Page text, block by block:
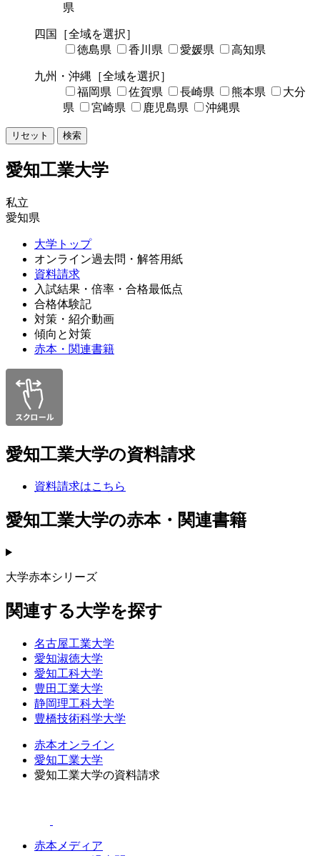
県
四国
［全域を選択］
徳島県
香川県 愛媛県 高知県
九州・沖縄 ［全域を選択］
福岡県
佐賀県 長崎県 熊本県
大分
県
宮崎県 鹿児島県 沖縄県
リセット 検索
愛知工業大学
私立
愛知県
大学トップ
オンライン過去問・解答用紙
資料請求
入試結果・倍率・合格最低点
合格体験記
対策・紹介動画
傾向と対策
赤本・関連書籍
愛知工業大学の資料請求
資料請求はこちら
愛知工業大学の赤本・関連書籍
大学赤本シリーズ
関連する大学を探す
名古屋工業大学
愛知淑徳大学
愛知工科大学
豊田工業大学
静岡理工科大学
豊橋技術科学大学
赤本オンライン
愛知工業大学
愛知工業大学の資料請求
赤本メディア